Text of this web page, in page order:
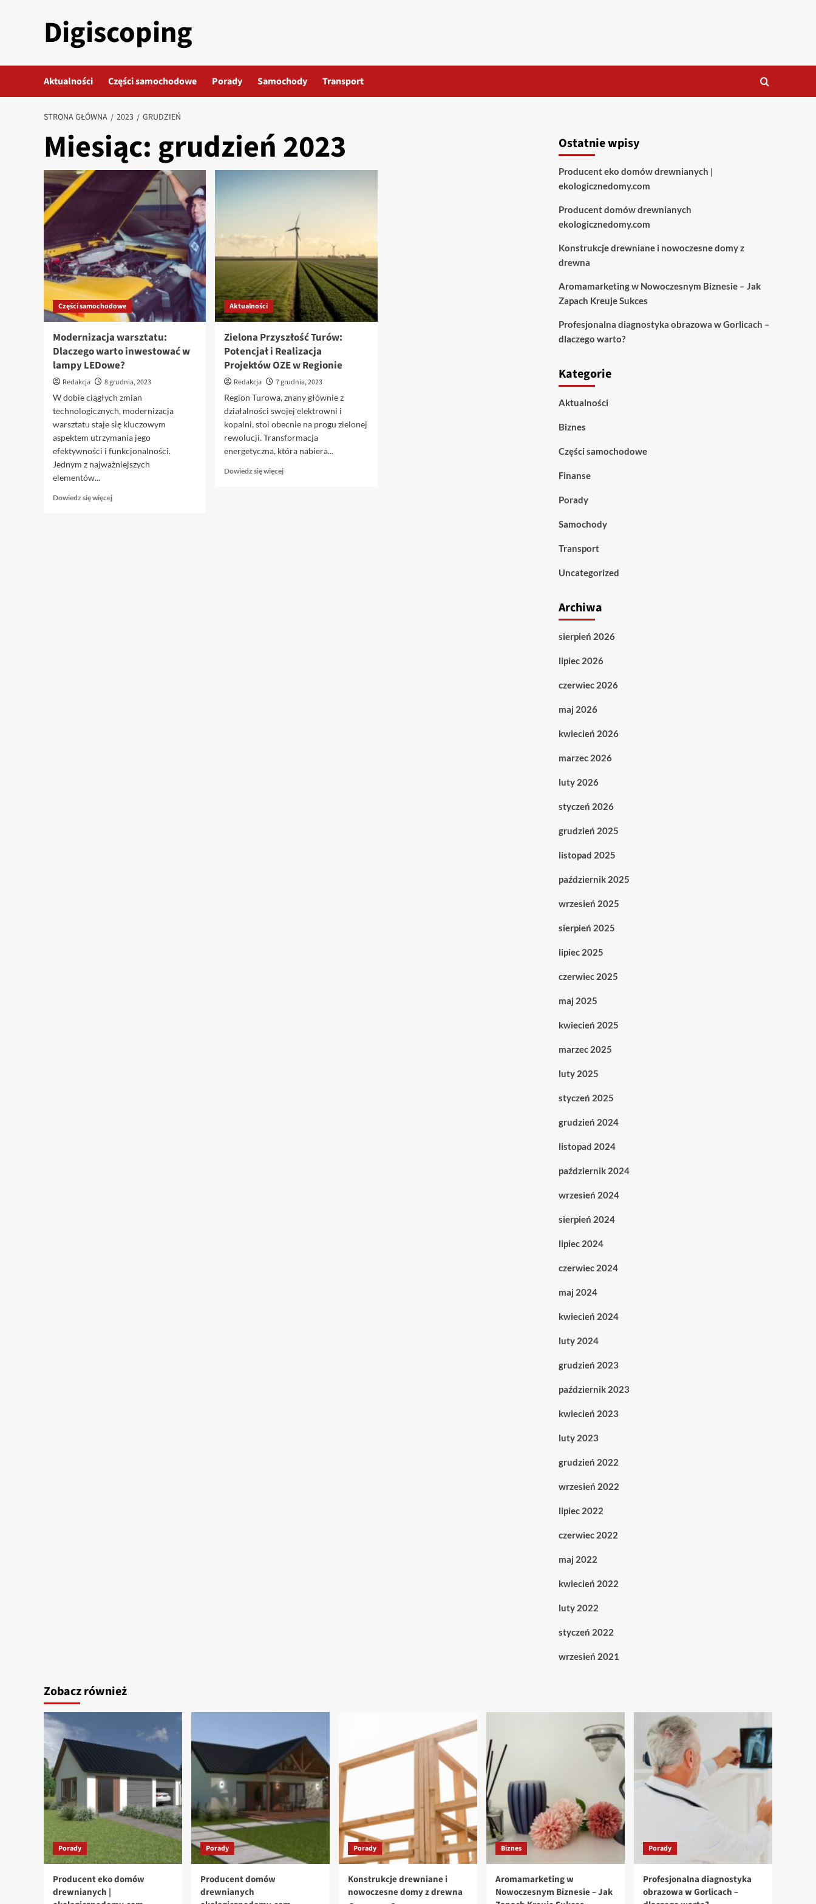
Digiscoping
Aktualności Części samochodowe Porady Samochody Transport
STRONA GŁÓWNA 2023 GRUDZIEŃ
Miesiąc:grudzień 2023
Części samochodowe
Modernizacja warsztatu:
Dlaczego warto inwestować w
lampy LEDowe?
Redakcja
8 grudnia, 2023
W dobie ciągłych zmian
technologicznych, modernizacja
warsztatu staje się kluczowym
aspektem utrzymania jego
efektywności i funkcjonalności.
Jednym z najważniejszych
elementów...
Dowiedz się więcejDowiedz
Aktualności
Zielona Przyszłość Turów:
Potencjał i Realizacja
Projektów OZE w Regionie
Redakcja
7 grudnia, 2023
Region Turowa, znany głównie z
działalności swojej elektrowni i
kopalni, stoi obecnie na progu zielonej
rewolucji. Transformacja
energetyczna, która nabiera...
Dowiedz się więcejDowiedz
Ostatnie wpisy
Producent eko domów drewnianych |
ekologicznedomy.com
Producent domów drewnianych
ekologicznedomy.com
Konstrukcje drewniane i nowoczesne domy z
drewna
Aromamarketing w Nowoczesnym Biznesie – Jak
Zapach Kreuje Sukces
Profesjonalna diagnostyka obrazowa w Gorlicach –
dlaczego warto?
Kategorie
Aktualności
Biznes
Części samochodowe
Finanse
Porady
Samochody
Transport
Uncategorized
Archiwa
sierpień 2026
lipiec 2026
czerwiec 2026
maj 2026
kwiecień 2026
marzec 2026
luty 2026
styczeń 2026
grudzień 2025
listopad 2025
październik 2025
wrzesień 2025
sierpień 2025
lipiec 2025
czerwiec 2025
maj 2025
kwiecień 2025
marzec 2025
luty 2025
styczeń 2025
grudzień 2024
listopad 2024
październik 2024
wrzesień 2024
sierpień 2024
lipiec 2024
czerwiec 2024
maj 2024
kwiecień 2024
luty 2024
grudzień 2023
październik 2023
kwiecień 2023
luty 2023
grudzień 2022
wrzesień 2022
lipiec 2022
czerwiec 2022
maj 2022
kwiecień 2022
luty 2022
styczeń 2022
wrzesień 2021
Zobacz również
Porady
Producent eko domów
drewnianych |
Porady
Producent domów
drewnianych
Porady
Konstrukcje drewniane i
nowoczesne domy z drewna
Biznes
Aromamarketing w
Nowoczesnym Biznesie – Jak
Porady
Profesjonalna diagnostyka
obrazowa w Gorlicach –